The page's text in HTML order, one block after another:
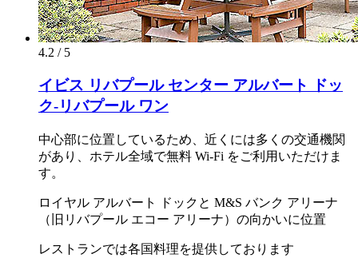
4.2 / 5
イビス リバプール センター アルバート ドッ
ク-リバプール ワン
中心部に位置しているため、近くには多くの交通機関
があり、ホテル全域で無料 Wi-Fi をご利用いただけま
す。
ロイヤル アルバート ドックと M&S バンク アリーナ
（旧リバプール エコー アリーナ）の向かいに位置
レストランでは各国料理を提供しております